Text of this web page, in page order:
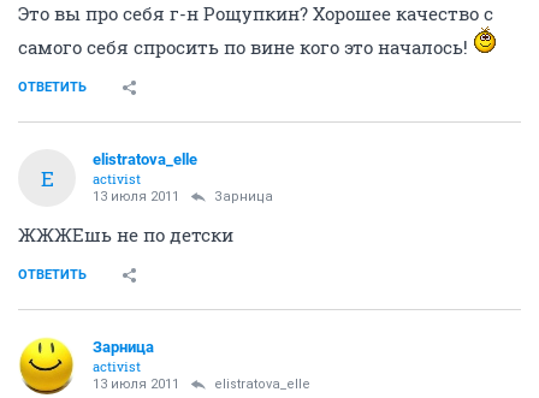
Это вы про себя г-н Рощупкин? Хорошее качество с
самого себя спросить по вине кого это началось!
ОТВЕТИТЬ
E
elistratova_elle
activist
13 июля 2011 Зарница
ЖЖЖЕшь не по детски
ОТВЕТИТЬ
Зарница
activist
13 июля 2011 elistratova_elle